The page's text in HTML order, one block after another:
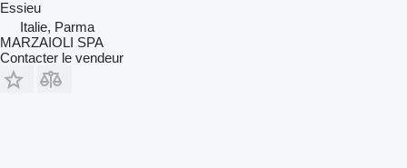
Essieu
Italie, Parma
MARZAIOLI SPA
Contacter le vendeur